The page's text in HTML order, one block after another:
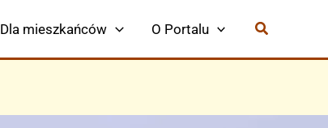
Dla mieszkańców O Portalu